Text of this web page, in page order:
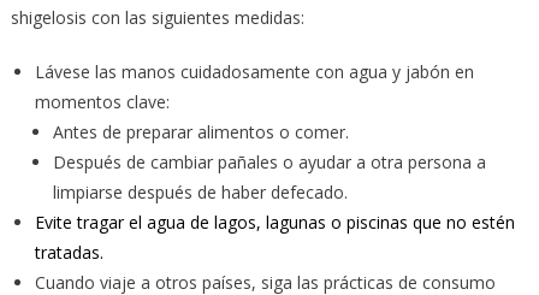
shigelosis con las siguientes medidas:
Lávese las manos cuidadosamente con agua y jabón en
momentos clave:
Antes de preparar alimentos o comer.
Después de cambiar pañales o ayudar a otra persona a
limpiarse después de haber defecado.
Evite tragar el agua de lagos, lagunas o piscinas que no estén
tratadas.
Cuando viaje a otros países, siga las prácticas de consumo